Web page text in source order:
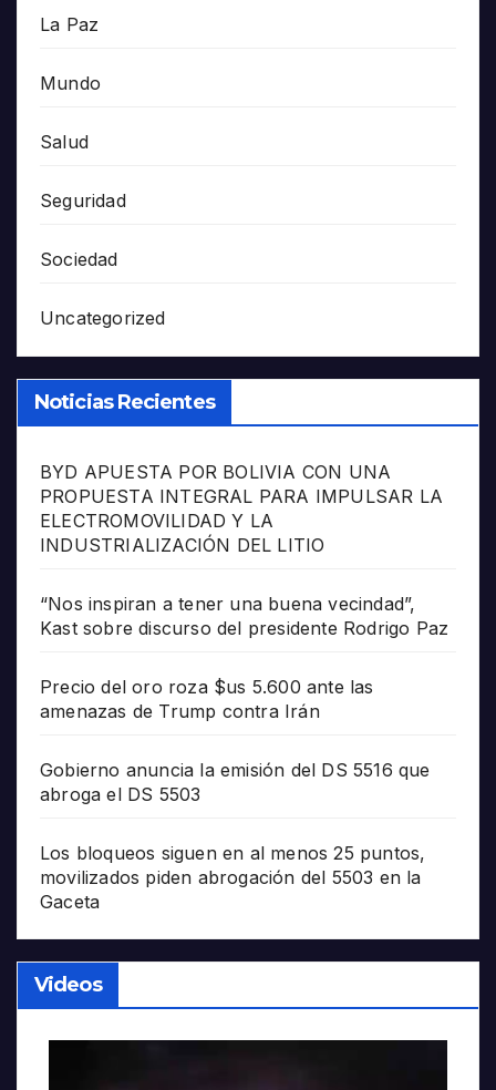
La Paz
Mundo
Salud
Seguridad
Sociedad
Uncategorized
Noticias Recientes
BYD APUESTA POR BOLIVIA CON UNA
PROPUESTA INTEGRAL PARA IMPULSAR LA
ELECTROMOVILIDAD Y LA
INDUSTRIALIZACIÓN DEL LITIO
“Nos inspiran a tener una buena vecindad”,
Kast sobre discurso del presidente Rodrigo Paz
Precio del oro roza $us 5.600 ante las
amenazas de Trump contra Irán
Gobierno anuncia la emisión del DS 5516 que
abroga el DS 5503
Los bloqueos siguen en al menos 25 puntos,
movilizados piden abrogación del 5503 en la
Gaceta
Videos